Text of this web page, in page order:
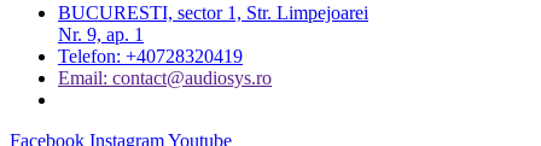
BUCURESTI, sector 1, Str. Limpejoarei
Nr. 9, ap. 1
Telefon: +40728320419
Email: contact@audiosys.ro
Facebook InstagramYoutube